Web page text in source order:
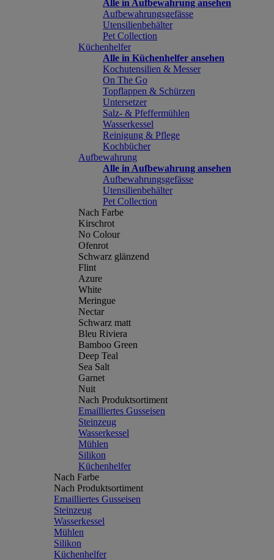
Alle in Aufbewahrung ansehen
Aufbewahrungsgefässe
Utensilienbehälter
Pet Collection
Küchenhelfer
Alle in Küchenhelfer ansehen
Kochutensilien & Messer
On The Go
Topflappen & Schürzen
Untersetzer
Salz- & Pfeffermühlen
Wasserkessel
Reinigung & Pflege
Kochbücher
Aufbewahrung
Alle in Aufbewahrung ansehen
Aufbewahrungsgefässe
Utensilienbehälter
Pet Collection
Nach Farbe
Kirschrot
No Colour
Ofenrot
Schwarz glänzend
Flint
Azure
White
Meringue
Nectar
Schwarz matt
Bleu Riviera
Bamboo Green
Deep Teal
Sea Salt
Garnet
Nuit
Nach Produktsortiment
Emailliertes Gusseisen
Steinzeug
Wasserkessel
Mühlen
Silikon
Küchenhelfer
Nach Farbe
Nach Produktsortiment
Emailliertes Gusseisen
Steinzeug
Wasserkessel
Mühlen
Silikon
Küchenhelfer